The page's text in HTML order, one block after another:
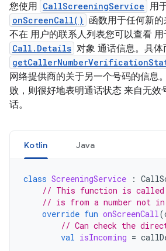
您使用 CallScreeningService 用
onScreenCall()
函数用于任何新
不在 用户的联系人列表您可以查看 用
Call.Details 对象 通话信息。具体
网络提供商的关于另一个号码的信息
败，则很好地表明通话状态 来自无效
话。
Kotlin Java
class ScreeningService :
// This function is called
// is from a number not
override fun onScreenCall(
// Can check the
val isIncoming =